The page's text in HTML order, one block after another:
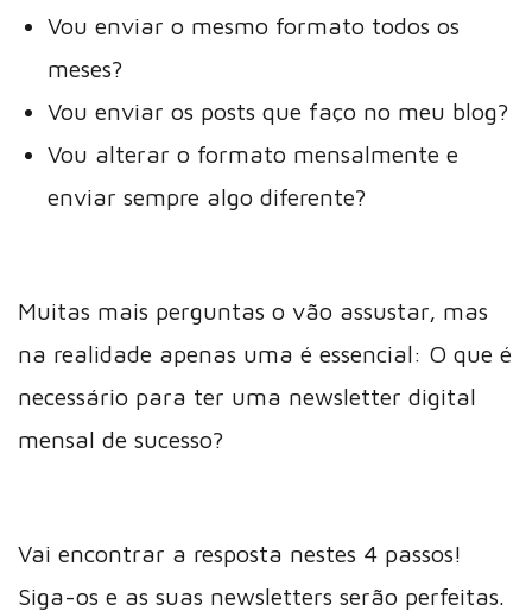
Vou enviar o mesmo formato todos os
meses?
Vou enviar os posts que faço no meu blog?
Vou alterar o formato mensalmente e
enviar sempre algo diferente?
Muitas mais perguntas o vão assustar, mas
na realidade apenas uma é essencial: O que é
necessário para ter uma newsletter digital
mensal de sucesso?
Vai encontrar a resposta nestes 4 passos!
Siga-os e as suas newsletters serão perfeitas.